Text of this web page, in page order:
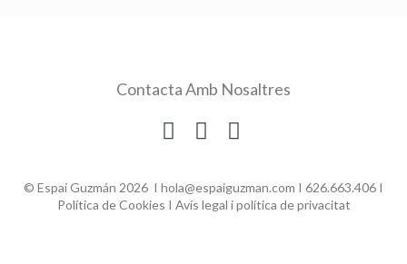
Contacta Amb Nosaltres
© Espai Guzmán 2026 I hola@espaiguzman.com I 626.663.406 I
Política de Cookies I Avís legal i política de privacitat